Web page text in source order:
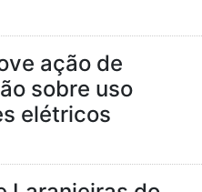
ação de
sobre uso
elétricos